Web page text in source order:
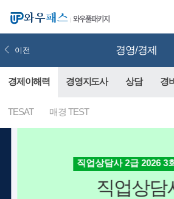
와우풀패키지
경영/경제
이전
경제이해력 경영지도사 상담 경
TESAT 매경 TEST
직업상담사 2급 2026 3회
직업상담